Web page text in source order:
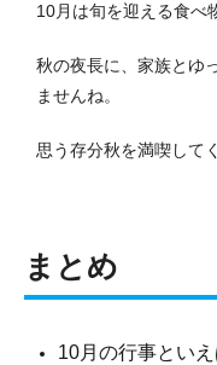
10月は旬を迎える食べ
秋の夜長に、家族とゆ
ませんね。
思う存分秋を満喫して
まとめ
10月の行事とい